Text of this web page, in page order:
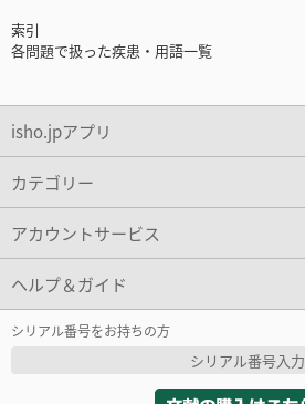
索引
各問題で扱った疾患・用語一覧
isho.jpアプリ
カテゴリー
アカウントサービス
ヘルプ＆ガイド
シリアル番号をお持ちの方
シリアル番号入力